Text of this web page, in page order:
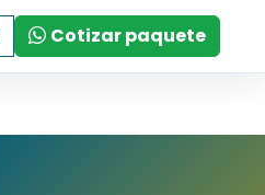
Cotizar paquete